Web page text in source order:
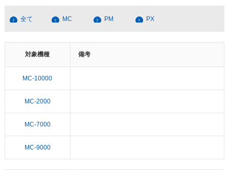
全て MC PM PX
対象機種 備考
MC-10000
MC-2000
MC-7000
MC-9000